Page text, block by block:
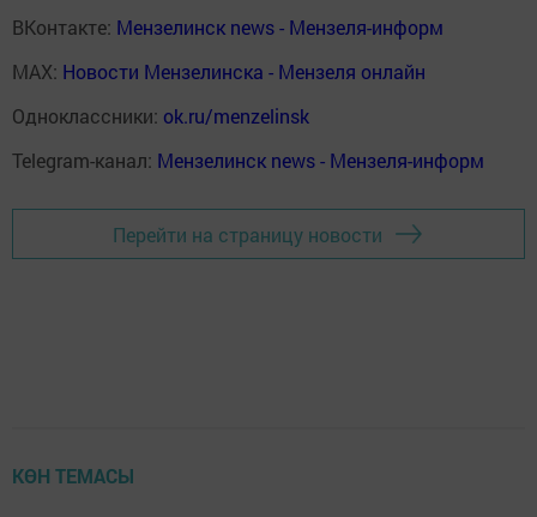
ВКонтакте: Мензелинск news - Мензеля-информ
MAX: Новости Мензелинска - Мензеля онлайн
Одноклассники: ok.ru/menzelinsk
Telegram-канал: Мензелинск news - Мензеля-информ
Перейти на страницу новости
КӨН ТЕМАСЫ